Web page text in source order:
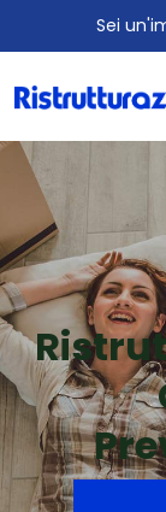
Sei